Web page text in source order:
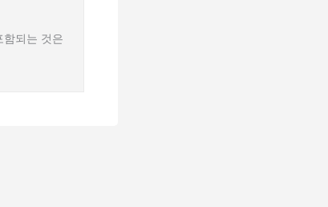
되는 것은